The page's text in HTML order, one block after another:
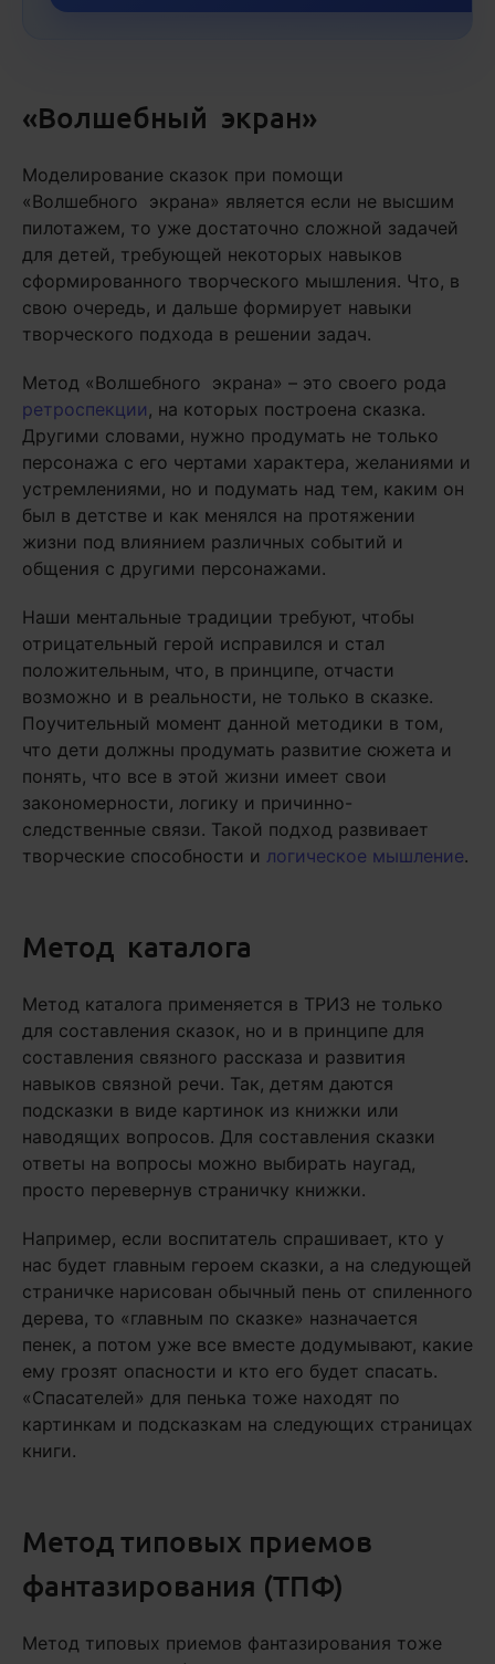
«Волшебный экран»
Моделирование сказок при помощи
«Волшебного экрана» является если не высшим
пилотажем, то уже достаточно сложной задачей
для детей, требующей некоторых навыков
сформированного творческого мышления. Что, в
свою очередь, и дальше формирует навыки
творческого подхода в решении задач.
Метод «Волшебного экрана» – это своего рода
ретроспекции , на которых построена сказка.
Другими словами, нужно продумать не только
персонажа с его чертами характера, желаниями и
устремлениями, но и подумать над тем, каким он
был в детстве и как менялся на протяжении
жизни под влиянием различных событий и
общения с другими персонажами.
Наши ментальные традиции требуют, чтобы
отрицательный герой исправился и стал
положительным, что, в принципе, отчасти
возможно и в реальности, не только в сказке.
Поучительный момент данной методики в том,
что дети должны продумать развитие сюжета и
понять, что все в этой жизни имеет свои
закономерности, логику и причинно-
следственные связи. Такой подход развивает
творческие способности и логическое мышление.
Метод каталога
Метод каталога применяется в ТРИЗ не только
для составления сказок, но и в принципе для
составления связного рассказа и развития
навыков связной речи. Так, детям даются
подсказки в виде картинок из книжки или
наводящих вопросов. Для составления сказки
ответы на вопросы можно выбирать наугад,
просто перевернув страничку книжки.
Например, если воспитатель спрашивает, кто у
нас будет главным героем сказки, а на следующей
страничке нарисован обычный пень от спиленного
дерева, то «главным по сказке» назначается
пенек, а потом уже все вместе додумывают, какие
ему грозят опасности и кто его будет спасать.
«Спасателей» для пенька тоже находят по
картинкам и подсказкам на следующих страницах
книги.
Метод типовых приемов
фантазирования (ТПФ)
Метод типовых приемов фантазирования тоже